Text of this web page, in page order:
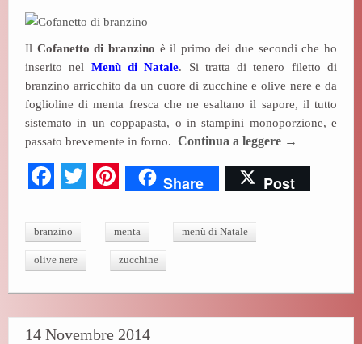
bo
ok
tte
r
er
es
t
Il Cofanetto di branzino è il primo dei due secondi che ho
inserito nel Menù di Natale. Si tratta di tenero filetto di
branzino arricchito da un cuore di zucchine e olive nere e da
foglioline di menta fresca che ne esaltano il sapore, il tutto
sistemato in un coppapasta, o in stampini monoporzione, e
passato brevemente in forno. Continua a leggere →
Fa
bo
ok
T
Pi
er
es
t
Share Post
branzino menta menù di Natale
olive nere zucchine
14 Novembre 2014